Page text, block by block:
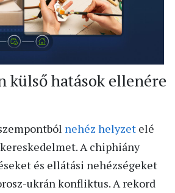
külső hatások ellenére
nehéz helyzet elé
A chiphiány
és ellátási nehézségeket
ukrán konfliktus. A rekord